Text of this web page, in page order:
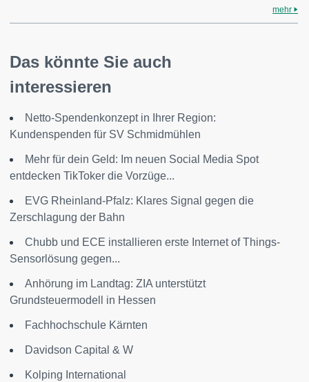
mehr
Das könnte Sie auch
interessieren
Netto-Spendenkonzept in Ihrer Region:
Kundenspenden für SV Schmidmühlen
Mehr für dein Geld: Im neuen Social Media Spot
entdecken TikToker die Vorzüge...
EVG Rheinland-Pfalz: Klares Signal gegen die
Zerschlagung der Bahn
Chubb und ECE installieren erste Internet of Things-
Sensorlösung gegen...
Anhörung im Landtag: ZIA unterstützt
Grundsteuermodell in Hessen
Fachhochschule Kärnten
Davidson Capital & W
Kolping International